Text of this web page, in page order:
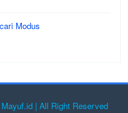
Modus
| All Right Reserved